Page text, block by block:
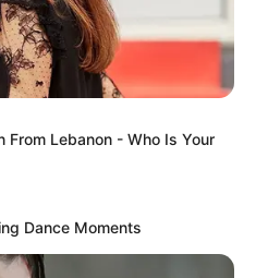
From Lebanon - Who Is Your
Dance Moments